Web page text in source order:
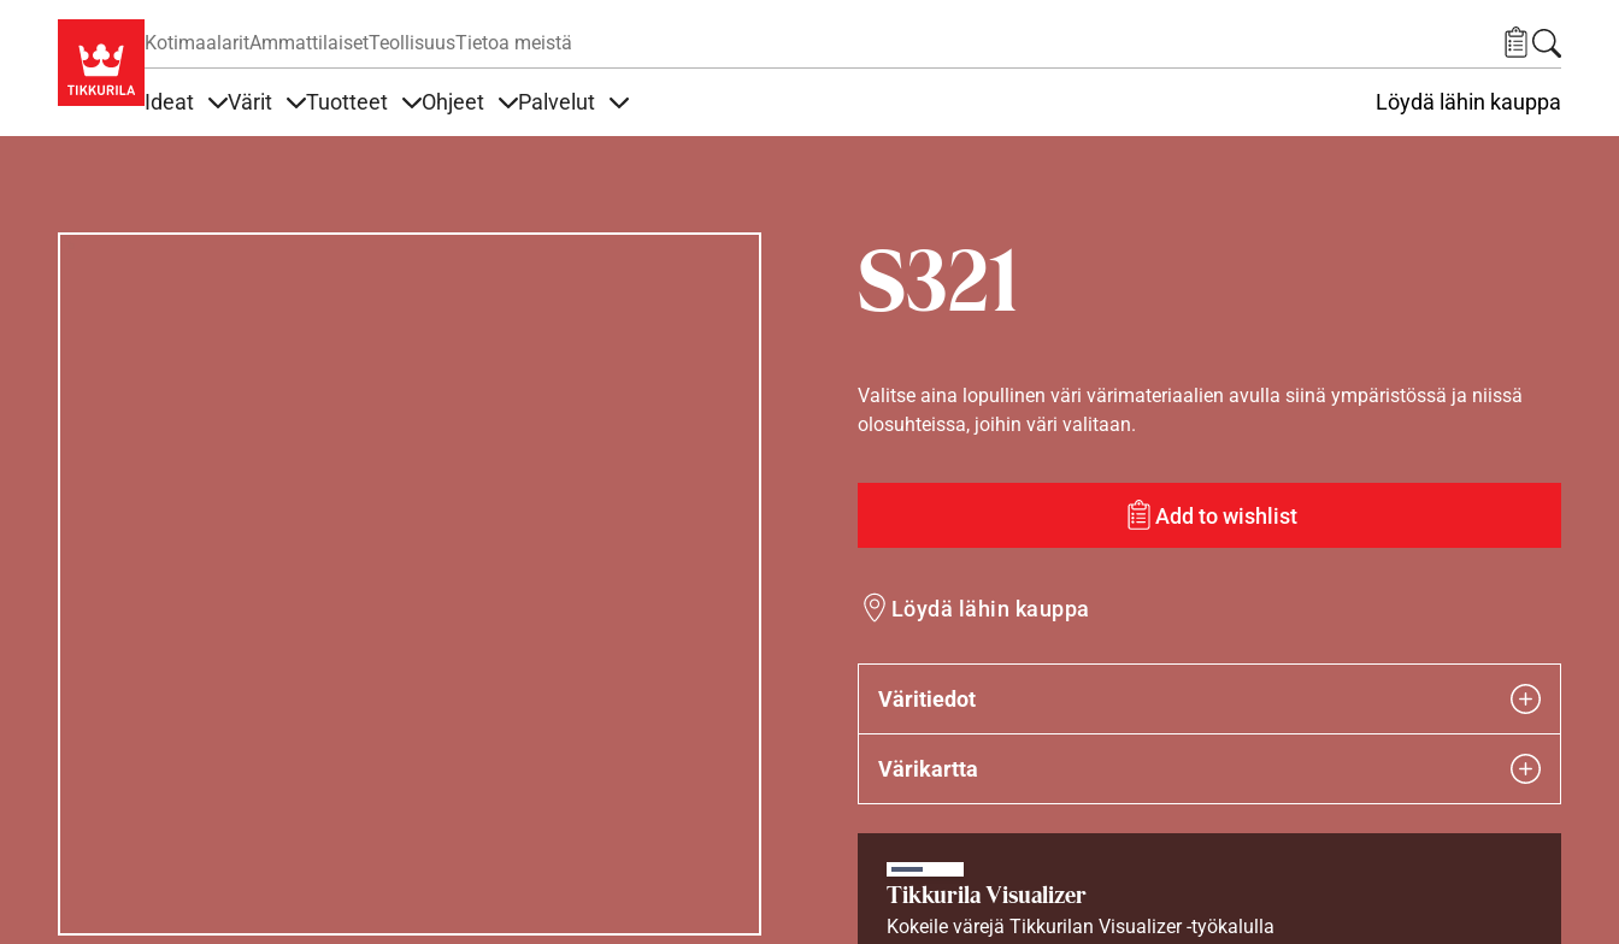
KotimaalaritAmmattilaisetTeollisuusTietoa meistä
Ideat Värit Tuotteet Ohjeet Palvelut Löydä lähin kauppa
S321
Valitse aina lopullinen väri värimateriaalien avulla siinä ympäristössä ja niissä
olosuhteissa, joihin väri valitaan.
Add to wishlist
Löydä lähin kauppa
Väritiedot
Värikartta
Tikkurila Visualizer
Kokeile värejä Tikkurilan Visualizer -työkalulla